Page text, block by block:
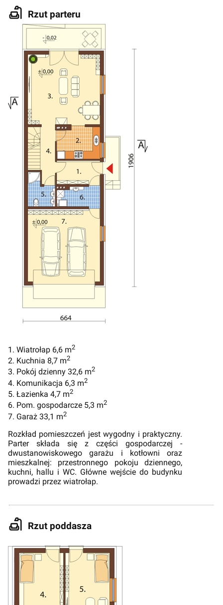
Rzut parteru
1. Wiatrołap 6,6 m2
2. Kuchnia 8,7 m2
3. Pokój dzienny 32,6 m2
4. Komunikacja 6,3 m2
5. Łazienka 4,7 m2
6. Pom. gospodarcze 5,3 m2
7. Garaż 33,1 m2
Rozkład pomieszczeń jest wygodny i praktyczny.
Parter składa się z części gospodarczej -
dwustanowiskowego garażu i kotłowni oraz
mieszkalnej: przestronnego pokoju dziennego,
kuchni, hallu i WC. Główne wejście do budynku
prowadzi przez wiatrołap.
Rzut poddasza